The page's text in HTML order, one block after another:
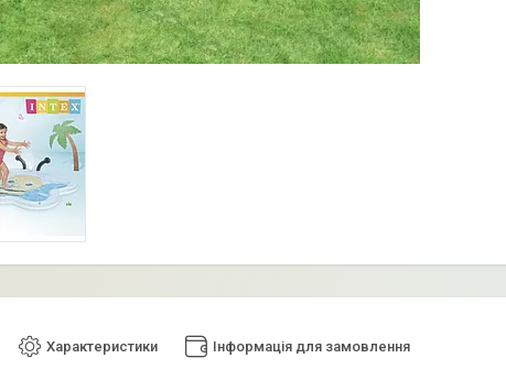
Характеристики Інформація для замовлення